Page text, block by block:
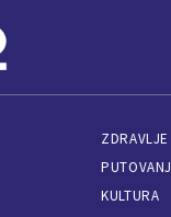
ZDRAVLJE
KULTURA